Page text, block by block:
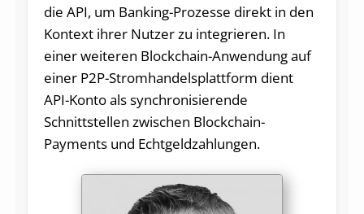
die API, um Banking-Prozesse direkt in den
Kontext ihrer Nutzer zu integrieren. In
einer weiteren Blockchain-Anwendung auf
einer P2P-Stromhandelsplattform dient
API-Konto als synchronisierende
Schnittstellen zwischen Blockchain-
Payments und Echtgeldzahlungen.